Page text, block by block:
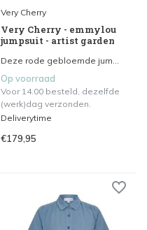
Very Cherry
Very Cherry - emmylou
jumpsuit - artist garden
Deze rode gebloemde jum...
Op voorraad
Voor 14.00 besteld, dezelfde
(werk)dag verzonden.
Deliverytime
€179,95